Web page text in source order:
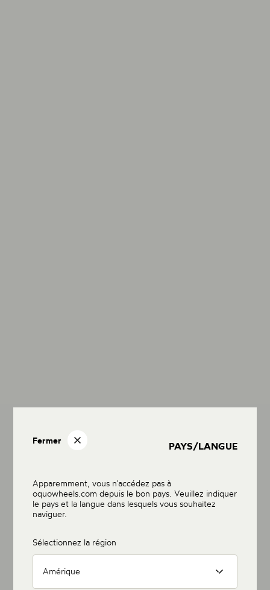
PAYS/LANGUE
Fermer
Apparemment, vous n'accédez pas à
oquowheels.com depuis le bon pays. Veuillez indiquer
le pays et la langue dans lesquels vous souhaitez
naviguer.
Sélectionnez la région
Amérique